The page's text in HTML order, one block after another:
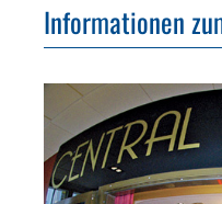
Informationen